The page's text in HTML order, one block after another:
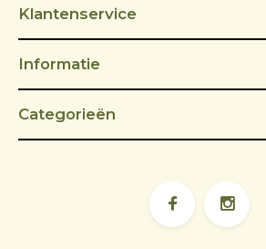
Klantenservice
Informatie
Categorieën